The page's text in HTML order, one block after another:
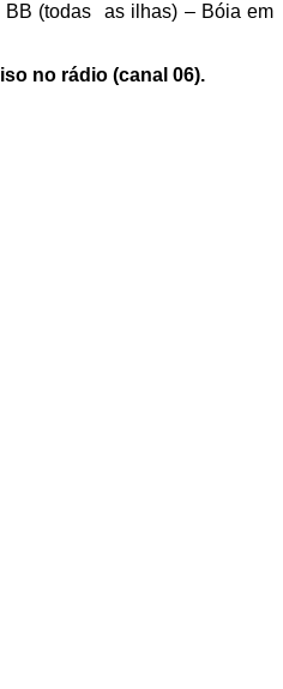
BB (todas
as ilhas) – Bóia em
no rádio (canal 06).